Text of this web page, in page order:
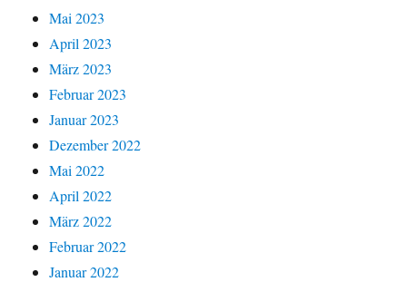
Mai 2023
April 2023
März 2023
Februar 2023
Januar 2023
Dezember 2022
Mai 2022
April 2022
März 2022
Februar 2022
Januar 2022